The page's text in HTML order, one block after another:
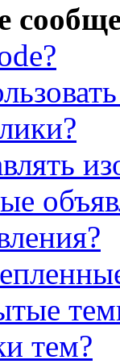
тем?